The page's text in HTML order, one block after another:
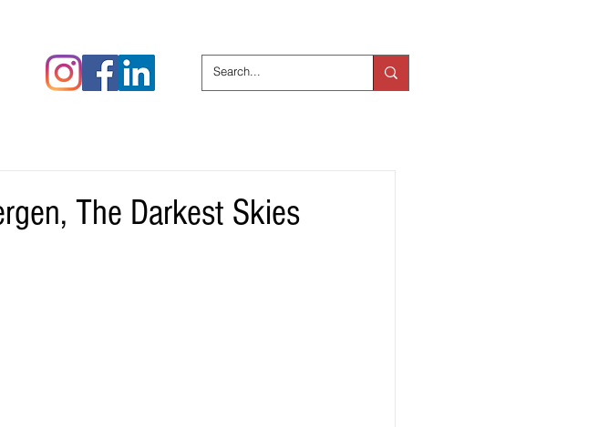
The Darkest Skies